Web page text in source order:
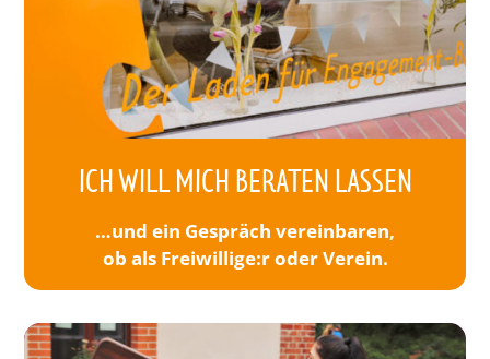
ICH WILL MICH BERATEN LASSEN
…und ein Gespräch vereinbaren,
ob als Freiwillige:r oder Verein.